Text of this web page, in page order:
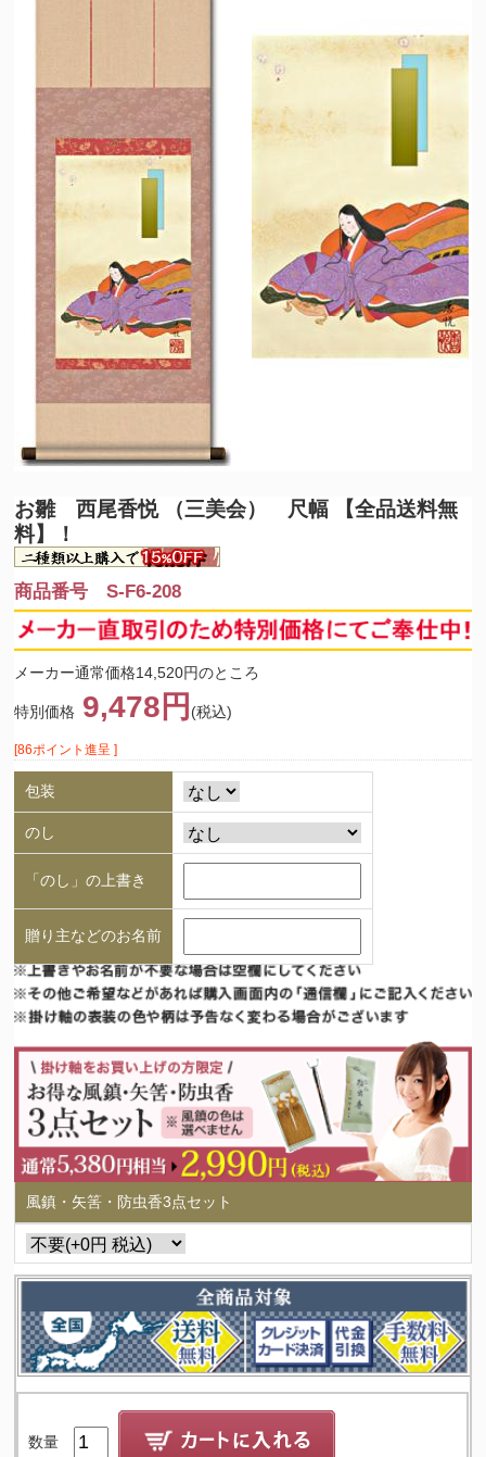
お雛 西尾香悦 （三美会） 尺幅 【全品送料無
料】！
商品番号 S-F6-208
メーカー通常価格14,520円のところ
特別価格 9,478円 (税込)
[86ポイント進呈 ]
包装
のし
「のし」の上書き
贈り主などのお名前
風鎮・矢筈・防虫香3点セット
数量